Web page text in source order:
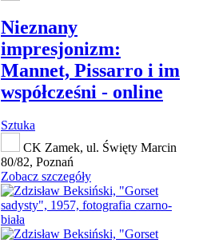
Nieznany
impresjonizm:
Mannet, Pissarro i im
współcześni - online
Sztuka
CK Zamek, ul. Święty Marcin
80/82, Poznań
Zobacz szczegóły